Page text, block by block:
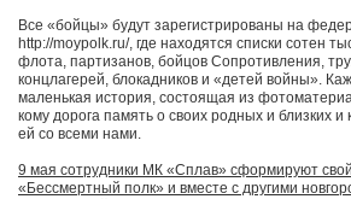
Все «бойцы» будут зарегистрированы на
http://moypolk.ru/, где находятся списки сотен
флота, партизанов, бойцов Сопротивления,
концлагерей, блокадников и «детей войны».
маленькая история, состоящая из
кому дорога память о своих родных и близких
ей со всеми нами.
9 мая сотрудники МК «Сплав» сформируют
«Бессмертный полк» и вместе с другими